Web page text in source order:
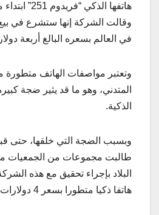
هاتفها الذكي “فريدوم 251” ابتداء من الخميس 30 يونيو.
وقالت الشركة إنها ستشرع في
في العالم بسعره البالغ أربعة
وتعتبر مواصفات الهاتف متطورة
المتدني، وهو ما قد يثير ضجة
الذكية.
وبسبب الضجة التي خلقها، حتى
طالبت مجموعات من الجمعيات
البلاد بإجراء تحقيق مع هذه
هاتفا ذكيا متطورا بسعر 4 دولارات فقط.